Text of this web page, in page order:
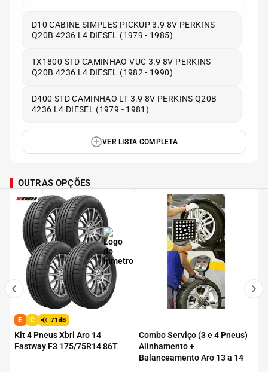
D10 CABINE SIMPLES PICKUP 3.9 8V PERKINS
Q20B 4236 L4 DIESEL (1979 - 1985)
TX1800 STD CAMINHAO VUC 3.9 8V PERKINS
Q20B 4236 L4 DIESEL (1982 - 1990)
D400 STD CAMINHAO LT 3.9 8V PERKINS Q20B
4236 L4 DIESEL (1979 - 1981)
VER LISTA COMPLETA
OUTRAS OPÇÕES
E C 71dB
Kit 4 Pneus Xbri Aro 14
Fastway F3 175/75R14 86T
Combo Serviço (3 e 4 Pneus)
Alinhamento +
Balanceamento Aro 13 a 14